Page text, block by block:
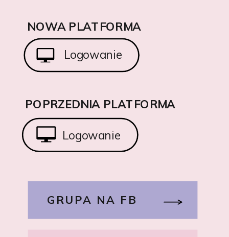
GRUPA NA FB
Logowanie
NOWA PLATFORMA
Logowanie
POPRZEDNIA PLATFORMA